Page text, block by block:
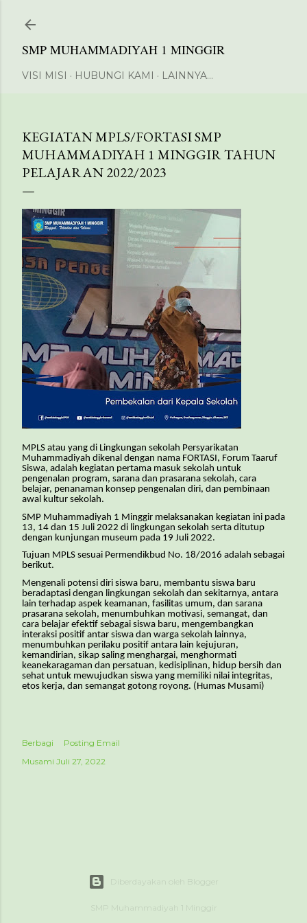
SMP MUHAMMADIYAH 1 MINGGIR
VISI MISI HUBUNGI KAMI LAINNYA…
KEGIATAN MPLS/FORTASI SMP
MUHAMMADIYAH 1 MINGGIR TAHUN
PELAJARAN 2022/2023
MPLS atau yang di Lingkungan sekolah Persyarikatan
Muhammadiyah dikenal dengan nama FORTASI, Forum Taaruf
Siswa, adalah kegiatan pertama masuk sekolah untuk
pengenalan program, sarana dan prasarana sekolah, cara
belajar, penanaman konsep pengenalan diri, dan pembinaan
awal kultur sekolah.
SMP Muhammadiyah 1 Minggir melaksanakan kegiatan ini pada
13, 14 dan 15 Juli 2022 di lingkungan sekolah serta ditutup
dengan kunjungan museum pada 19 Juli 2022.
Tujuan MPLS sesuai Permendikbud No. 18/2016 adalah sebagai
berikut.
Mengenali potensi diri siswa baru, membantu siswa baru
beradaptasi dengan lingkungan sekolah dan sekitarnya, antara
lain terhadap aspek keamanan, fasilitas umum, dan sarana
prasarana sekolah, menumbuhkan motivasi, semangat, dan
cara belajar efektif sebagai siswa baru, mengembangkan
interaksi positif antar siswa dan warga sekolah lainnya,
menumbuhkan perilaku positif antara lain kejujuran,
kemandirian, sikap saling menghargai, menghormati
keanekaragaman dan persatuan, kedisiplinan, hidup bersih dan
sehat untuk mewujudkan siswa yang memiliki nilai integritas,
etos kerja, dan semangat gotong royong. (Humas Musami)
Berbagi
Posting Email
Musami Juli 27, 2022
Diberdayakan oleh Blogger
SMP Muhammadiyah 1 Minggir